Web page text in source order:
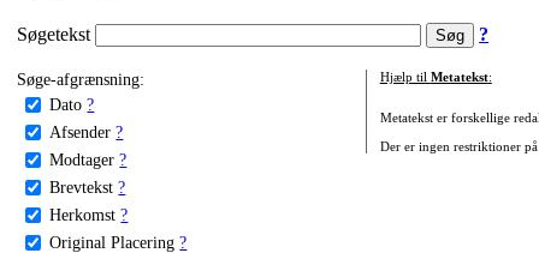
Søgetekst ?
Søge-afgrænsning:
Dato ?
Afsender ?
Modtager ?
Brevtekst ?
Herkomst ?
Original Placering ?
Hjælp til Metatekst:
Metatekst er forskellige
Der er ingen restriktioner